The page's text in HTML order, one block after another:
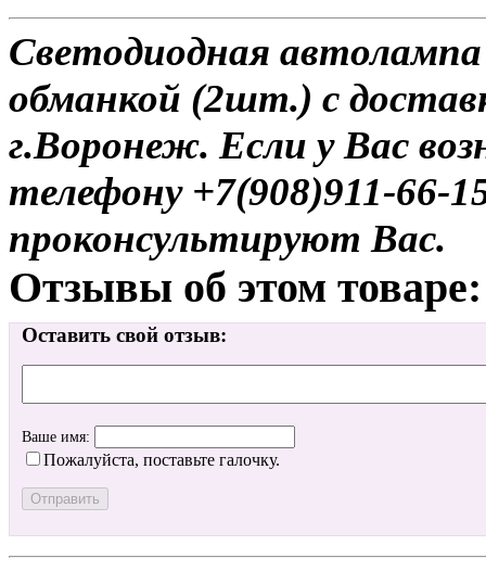
Светодиодная
обманкой (2шт.) с
г.Воронеж. Если у Вас
телефону +7(908)911-
проконсультируют Вас.
Отзывы об этом товаре:
Оставить свой отзыв:
Ваше имя:
Пожалуйста, поставьте галочку.